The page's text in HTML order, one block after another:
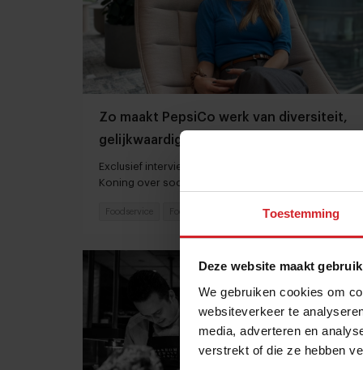
Toestemming
Deze website maakt
We gebruiken cookies om
websiteverkeer te
media, adverteren en
verstrekt of die ze hebben
Zo maakt PepsiCo werk van diversiteit,
gelijkwaardigheid en inclusie
Exclusief interview met Senior HR Manager Iris
Koning over sociale impact die multinationals
16 augustus 2024| 5 min
Foodservice